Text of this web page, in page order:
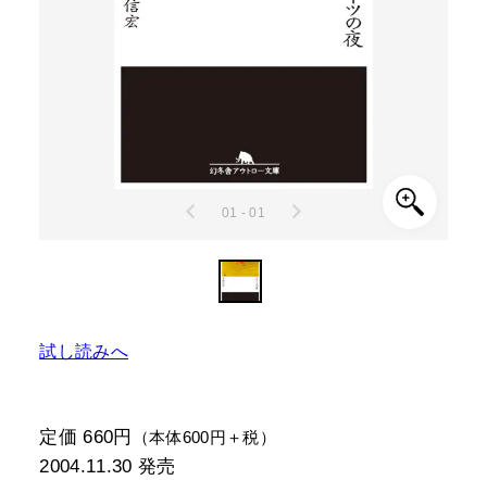
01 - 01
試し読みへ
定価 660円 （本体600円＋税）
2004.11.30 発売